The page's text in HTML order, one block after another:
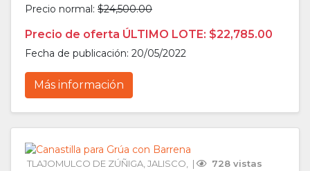
Precio normal: $24,500.00
Precio de oferta ÚLTIMO LOTE: $22,785.00
Fecha de publicación: 20/05/2022
Más información
TLAJOMULCO DE ZÚÑIGA JALISCO | 728 vistas